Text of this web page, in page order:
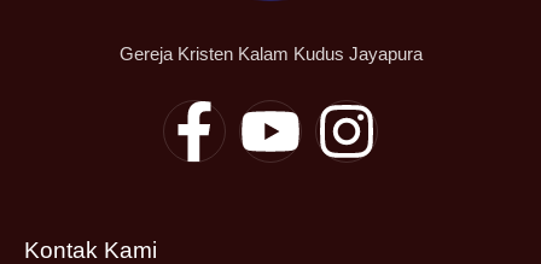
Gereja Kristen Kalam Kudus Jayapura
Kontak Kami